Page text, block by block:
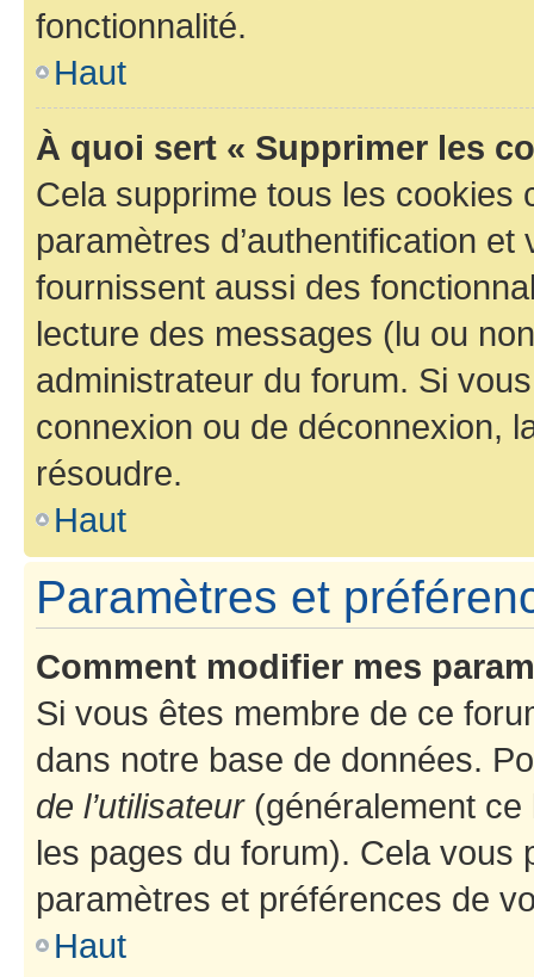
fonctionnalité.
Haut
À quoi sert « Supprimer les
Cela supprime tous les cookies
paramètres d’authentification
fournissent aussi des
lecture des messages (lu ou
administrateur du forum. Si
connexion ou de déconnexion,
résoudre.
Haut
Paramètres et
Comment modifier mes
Si vous êtes membre de ce
dans notre base de données.
de l’utilisateur(généralement ce
les pages du forum). Cela vous
paramètres et préférences de
Haut